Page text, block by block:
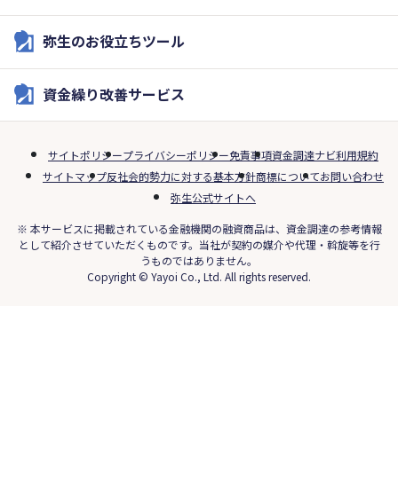
弥生のお役立ちツール
資金繰り改善サービス
サイトポリシープライバシーポリシー免責事項資金調達ナビ利用規約
サイトマップ反社会的勢力に対する基本方針商標についてお問い合わせ
弥生公式サイトへ
※ 本サービスに掲載されている金融機関の融資商品は、資金調達の参考情報
として紹介させていただくものです。当社が契約の媒介や代理・斡旋等を行
うものではありません。
Copyright © Yayoi Co., Ltd. All rights reserved.